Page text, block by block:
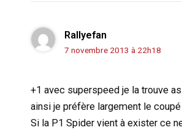
Rallyefan
7 novembre 2013 à 22h18
+1 avec superspeed je la trouve
ainsi je préfère largement le coupé
Si la P1 Spider vient à exister ce